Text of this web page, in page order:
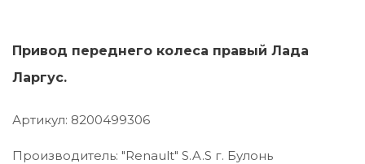
Привод переднего колеса правый Лада
Ларгус.
Артикул: 8200499306
Производитель: "Renault" S.A.S г. Булонь